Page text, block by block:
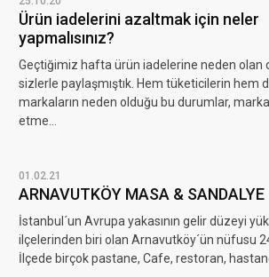
Ürün iadelerini azaltmak için neler
yapmalısınız?
Geçtiğimiz hafta ürün iadelerine neden olan
sizlerle paylaşmıştık. Hem tüketicilerin hem
markaların neden olduğu bu durumlar,
etme...
01.02.21
ARNAVUTKÖY MASA & SANDALYE
İstanbul´un Avrupa yakasının gelir düzeyi
ilçelerinden biri olan Arnavutköy´ün nüfusu
İlçede birçok pastane, Cafe, restoran,